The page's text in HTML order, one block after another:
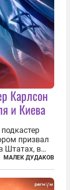
Карлсон
и Киева
призвал
Штатах, в
А также
МАЛЕК ДУДАКОВ